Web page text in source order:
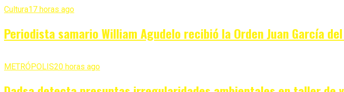
Cultura17 horas ago
Periodista samario William Agudelo recibió la Orden Juan García
METRÓPOLIS20 horas ago